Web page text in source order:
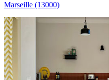
Marseille (13000)